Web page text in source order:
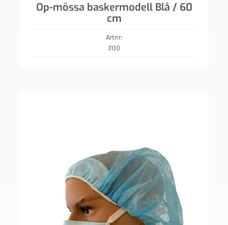
Op-mössa baskermodell Blå / 60
cm
Artnr:
3130